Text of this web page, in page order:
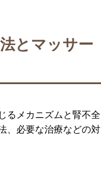
とマッサー
るメカニズムと腎不全
、必要な治療などの対